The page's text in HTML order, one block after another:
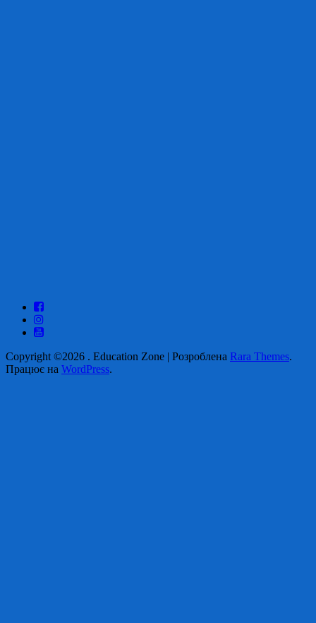
Copyright ©2026 . Education Zone | Розроблена Rara Themes.
Працює на WordPress.